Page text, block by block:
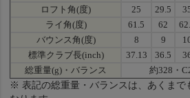
ロフト角(度)
25 29.5
ライ角(度)
61.5 62
バウンス角(度)
8 9
標準クラブ長(inch)
37.13 36.5
総重量(g)・バランス
約328・
※ 表記の総重量・バランスは、あくまで